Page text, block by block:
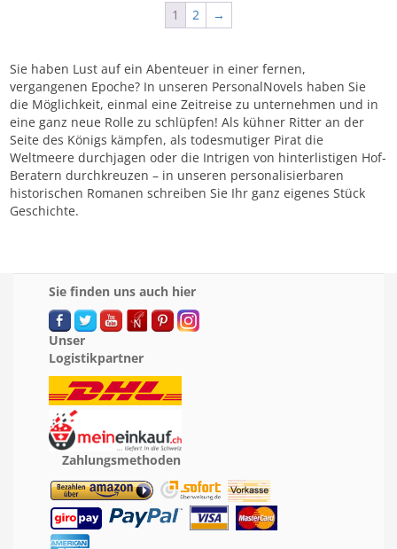
1 2 →
Sie haben Lust auf ein Abenteuer in einer fernen,
vergangenen Epoche? In unseren PersonalNovels haben Sie
die Möglichkeit, einmal eine Zeitreise zu unternehmen und in
eine ganz neue Rolle zu schlüpfen! Als kühner Ritter an der
Seite des Königs kämpfen, als todesmutiger Pirat die
Weltmeere durchjagen oder die Intrigen von hinterlistigen Hof-
Beratern durchkreuzen – in unseren personalisierbaren
historischen Romanen schreiben Sie Ihr ganz eigenes Stück
Geschichte.
Sie finden uns auch hier
Unser
Logistikpartner
Zahlungsmethoden